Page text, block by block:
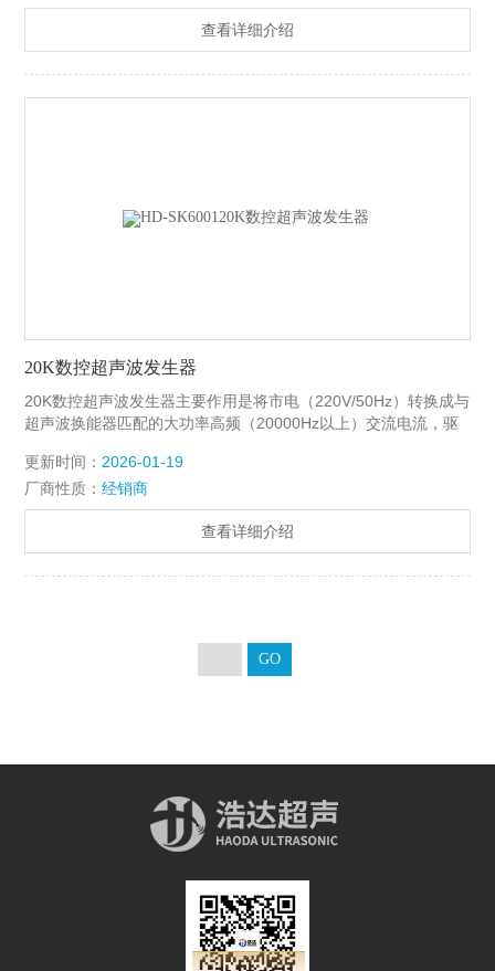
强。 5.频率、功率可实时监控，功率 30-99%可调，具有自动报
查看详细介绍
20K数控超声波发生器
20K数控超声波发生器主要作用是将市电（220V/50Hz）转换成与
超声波换能器匹配的大功率高频（20000Hz以上）交流电流，驱
发生器应用于各种超声波设备，主要有超声波声化学，超声波石
墨烯分散，超声波焊接，超声波切割等
更新时间： 2026-01-19
厂商性质：经销商
查看详细介绍